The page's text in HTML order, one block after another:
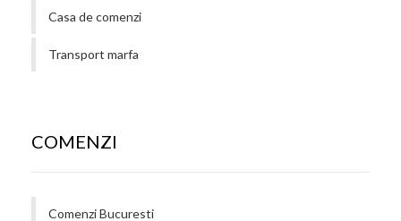
Casa de comenzi
Transport marfa
COMENZI
Comenzi Bucuresti